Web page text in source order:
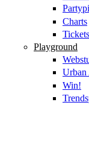
Charts
Tickets
Playground
Urban
Win!